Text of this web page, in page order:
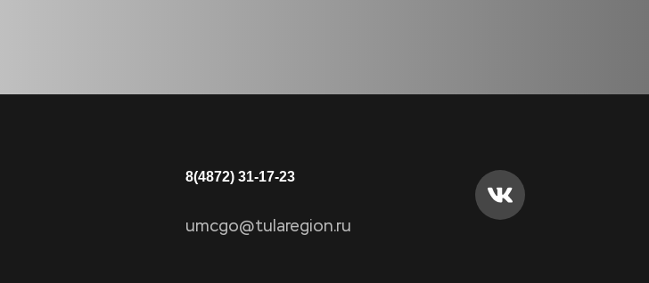
8(4872) 31-17-23
umcgo@tularegion.ru